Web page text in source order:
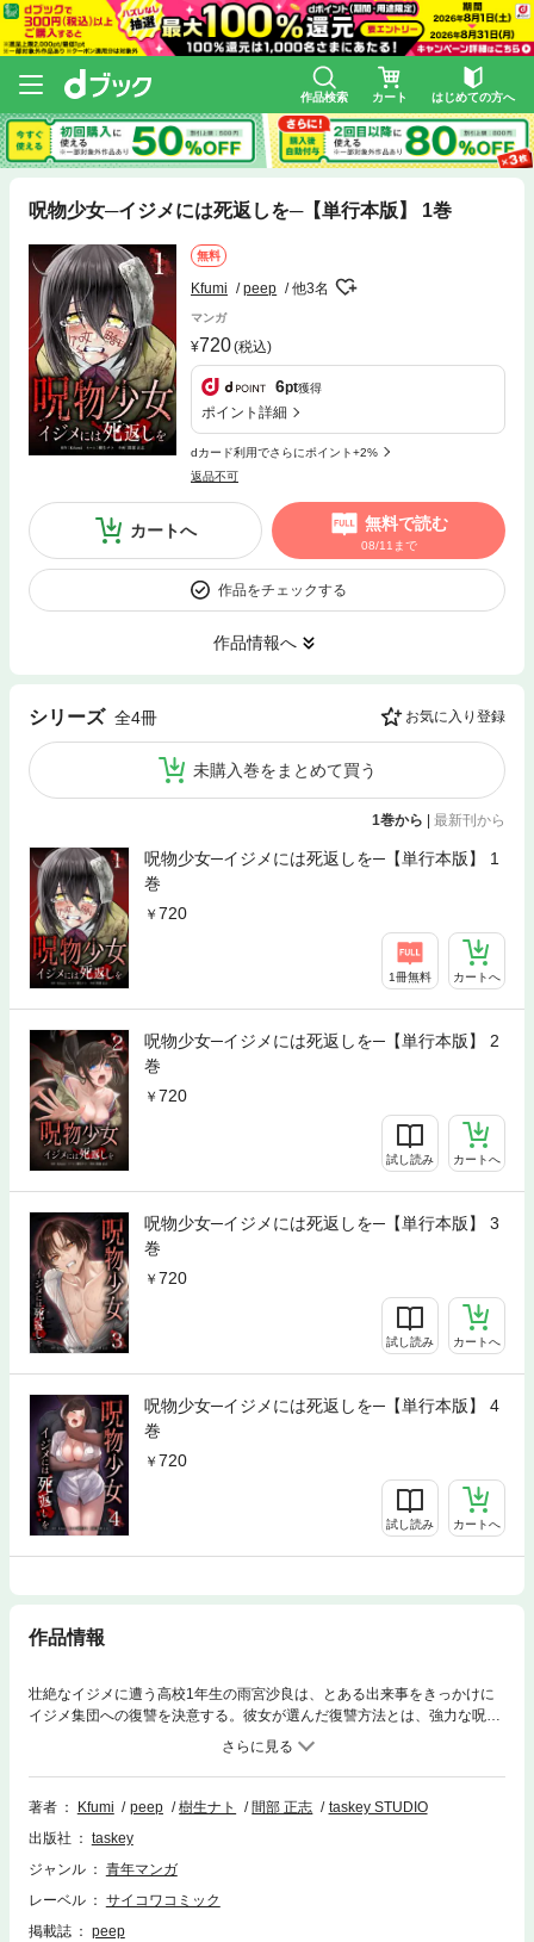
作品検索 カート はじめての方へ
呪物少女─イジメには死返しを─【単行本版】 1巻
無料
Kfumi peep 他3名
マンガ
720(税込)
6pt獲得
ポイント詳細
dカード利用でさらにポイント+2%
返品不可
カートへ 無料で読む
08/11まで
作品をチェックする
作品情報へ
シリーズ 全4冊 お気に入り登録
未購入巻をまとめて買う
1巻から 最新刊から
呪物少女─イジメには死返しを─【単行本版】 1
巻
720
1冊無料 カートへ
呪物少女─イジメには死返しを─【単行本版】 2
巻
720
試し読み カートへ
呪物少女─イジメには死返しを─【単行本版】 3
巻
720
試し読み カートへ
呪物少女─イジメには死返しを─【単行本版】 4
巻
720
試し読み カートへ
作品情報
壮絶なイジメに遭う高校1年生の雨宮沙良は、とある出来事をきっかけに
イジメ集団への復讐を決意する。彼女が選んだ復讐方法とは、強力な呪物
を使い相手を呪殺するものだった――人を呪わば穴二つ。それでも私は、
アイツらを絶対に許さない。最凶の復讐譚、開幕。
著者 Kfumi peep 樹生ナト 間部 正志
taskey STUDIO
出版社
taskey
ジャンル
青年マンガ
レーベル
サイコワコミック
掲載誌
peep